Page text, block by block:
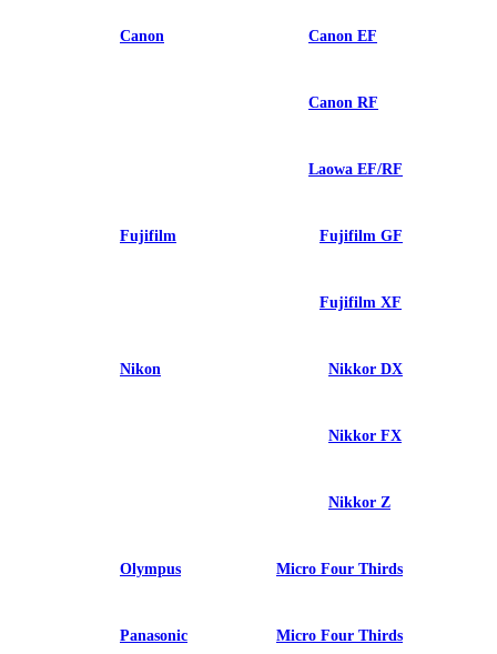
Canon Canon EF
Canon RF
Laowa EF/RF
Fujifilm Fujifilm GF
Fujifilm XF
Nikon Nikkor DX
Nikkor FX
Nikkor Z
Olympus Micro Four Thirds
Panasonic Micro Four Thirds